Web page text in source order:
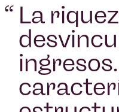
“ La